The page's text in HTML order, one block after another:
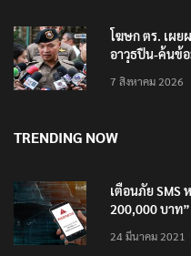
โฆษก ตร. เผย
อาวุธปืน-ค้นข้
7 สิงหาคม 2026
TRENDING NOW
เตือนภัย SMS
200,000 บาท”
24 มีนาคม 2021